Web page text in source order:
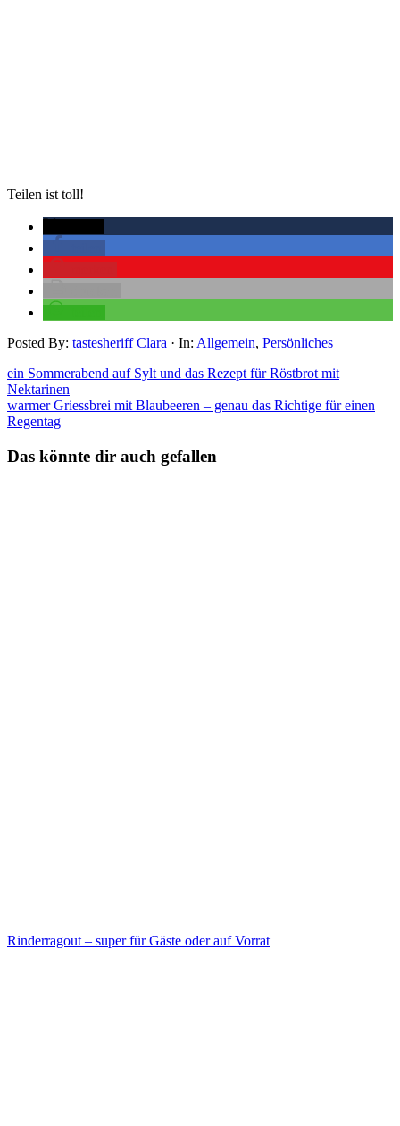
Teilen ist toll!
Posted By: tastesheriff Clara · In: Allgemein, Persönliches
ein Sommerabend auf Sylt und das Rezept für Röstbrot mit
Nektarinen
warmer Griessbrei mit Blaubeeren – genau das Richtige für einen
Regentag
Das könnte dir auch gefallen
Rinderragout – super für Gäste oder auf Vorrat